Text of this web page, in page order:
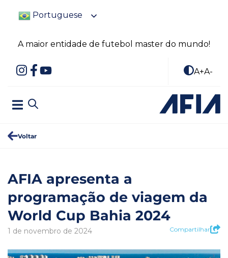
Portuguese
A maior entidade de futebol master do mundo!
A+A-
Voltar
AFIA apresenta a
programação de viagem da
World Cup Bahia 2024
1 de novembro de 2024 Compartilhar